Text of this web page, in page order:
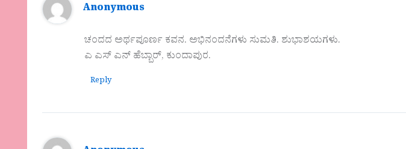
Anonymous
ಚಂದದ ಅರ್ಥಪೂರ್ಣ ಕವನ. ಅಭಿನಂದನೆಗಳು ಸುಮತಿ. ಶುಭಾಶಯಗಳು.
ಎ ಎಸ್ ಎನ್ ಹೆಬ್ಬಾರ್, ಕುಂದಾಪುರ.
Reply